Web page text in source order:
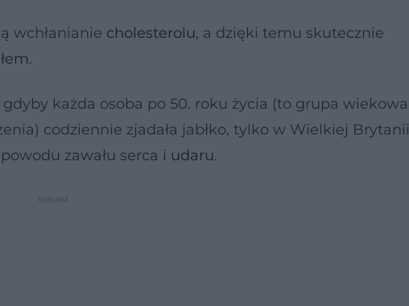
wchłanianie cholesterolu, a dzięki temu skutecznie
.
każda osoba po 50. roku życia (to grupa wiekowa
codziennie zjadała jabłko, tylko w Wielkiej Brytanii
zawału serca i udaru.